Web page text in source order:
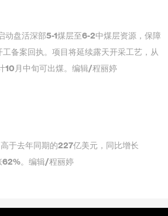
动盘活深部5-1煤层至6-2中煤层资源，保障
备案回执。项目将延续露天开采工艺，从
10月中旬可出煤。编辑/程丽婷
于去年同期的227亿美元，同比增长
62%。编辑/程丽婷